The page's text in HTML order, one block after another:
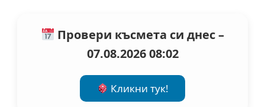
Провери късмета си днес –
07.08.2026 08:02
Кликни тук!